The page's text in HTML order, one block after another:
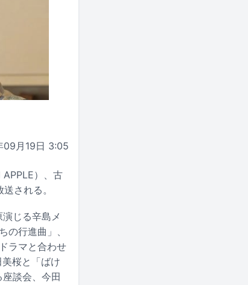
09月19日 3:05
）、古
される。
じる辛島メ
行進曲」、
ラマと合わせ
桜と「ばけ
談会、今田